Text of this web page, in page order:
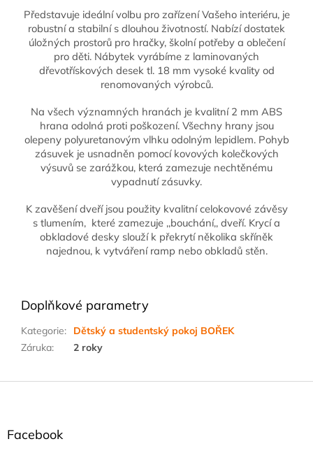
Představuje ideální volbu pro zařízení Vašeho interiéru, je
robustní a stabilní s dlouhou životností. Nabízí dostatek
úložných prostorů pro hračky, školní potřeby a oblečení
pro děti. Nábytek vyrábíme z laminovaných
dřevotřískových desek tl. 18 mm vysoké kvality od
renomovaných výrobců.
Na všech významných hranách je kvalitní 2 mm ABS
hrana odolná proti poškození. Všechny hrany jsou
olepeny polyuretanovým vlhku odolným lepidlem. Pohyb
zásuvek je usnadněn pomocí kovových kolečkových
výsuvů se zarážkou, která zamezuje nechtěnému
vypadnutí zásuvky.
K zavěšení dveří jsou použity kvalitní celokovové závěsy
s tlumením, které zamezuje ,,bouchání,, dveří. Krycí a
obkladové desky slouží k překrytí několika skříněk
najednou, k vytváření ramp nebo obkladů stěn.
Doplňkové parametry
Kategorie:
Dětský a studentský pokoj BOŘEK
Záruka: 2 roky
Z
Facebook